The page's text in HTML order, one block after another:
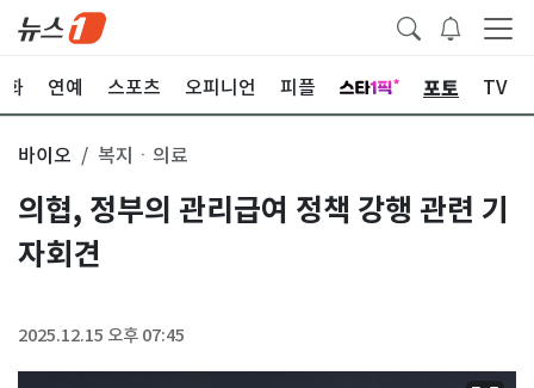
화 연예 스포츠 오피니언 피플 포토 TV
바이오 복지ㆍ의료
의협, 정부의 관리급여 정책 강행 관련 기
자회견
2025.12.15 오후 07:45